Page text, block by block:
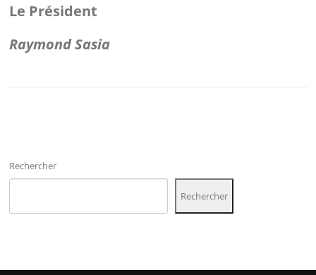
Le Président
Raymond Sasia
Rechercher
Rechercher